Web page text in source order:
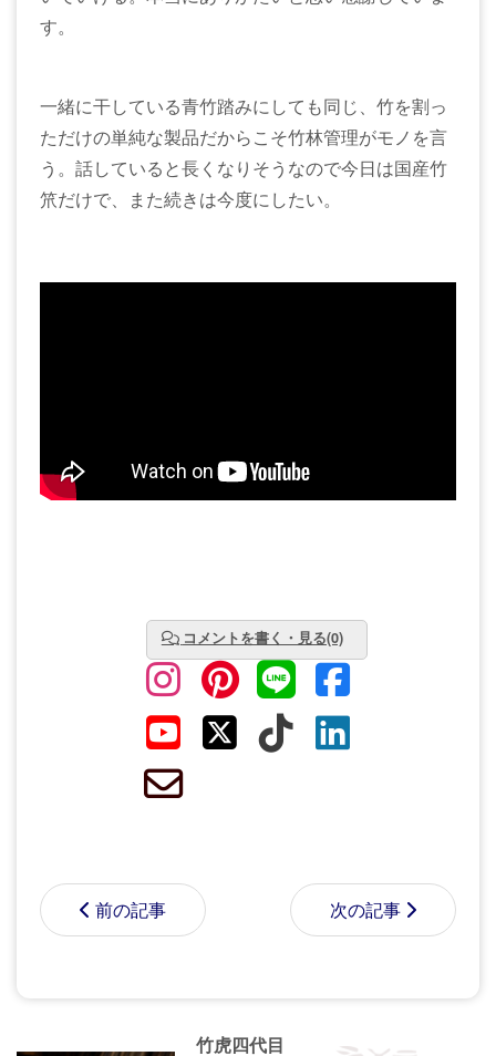
す。
一緒に干している青竹踏みにしても同じ、竹を割っ
ただけの単純な製品だからこそ竹林管理がモノを言
う。話していると長くなりそうなので今日は国産竹
笊だけで、また続きは今度にしたい。
コメントを書く・見る(0)
前の記事 次の記事
コメントする前にサインイン
竹虎四代目